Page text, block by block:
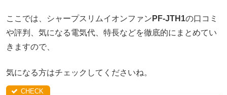
ここでは、シャープスリムイオンファン PF-JTH1の口コミ
や評判、気になる電気代、特長などを徹底的にまとめてい
きますので、
気になる方はチェックしてくださいね。